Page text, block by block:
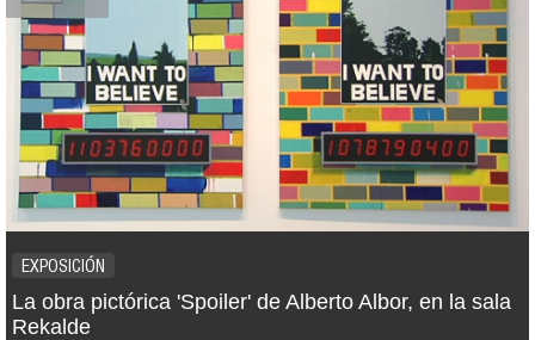
EXPOSICIÓN
La obra pictórica 'Spoiler' de Alberto Albor, en la sala
Rekalde